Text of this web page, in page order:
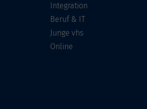
Integration
Beruf & IT
Junge vhs
Online